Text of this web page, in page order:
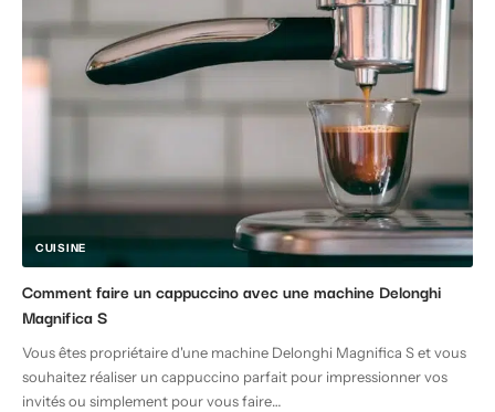
CUISINE
Comment faire un cappuccino avec une machine Delonghi
Magnifica S
Vous êtes propriétaire d'une machine Delonghi Magnifica S et vous
souhaitez réaliser un cappuccino parfait pour impressionner vos
invités ou simplement pour vous faire…